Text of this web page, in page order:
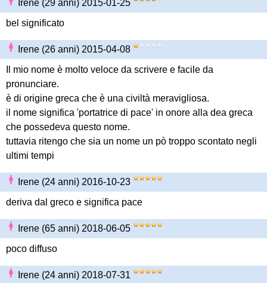
Irene (29 anni) 2015-01-25
bel significato
Irene (26 anni) 2015-04-08
Il mio nome è molto veloce da scrivere e facile da
pronunciare.
è di origine greca che è una civiltà meravigliosa.
il nome significa 'portatrice di pace' in onore alla dea greca
che possedeva questo nome.
tuttavia ritengo che sia un nome un pò troppo scontato negli
ultimi tempi
Irene (24 anni) 2016-10-23
deriva dal greco e significa pace
Irene (65 anni) 2018-06-05
poco diffuso
Irene (24 anni) 2018-07-31